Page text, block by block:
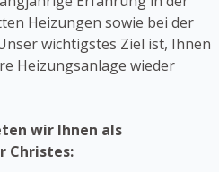
Heizungen sowie bei der
wichtigstes Ziel ist, Ihnen
Heizungsanlage wieder
wir Ihnen als
Christes: